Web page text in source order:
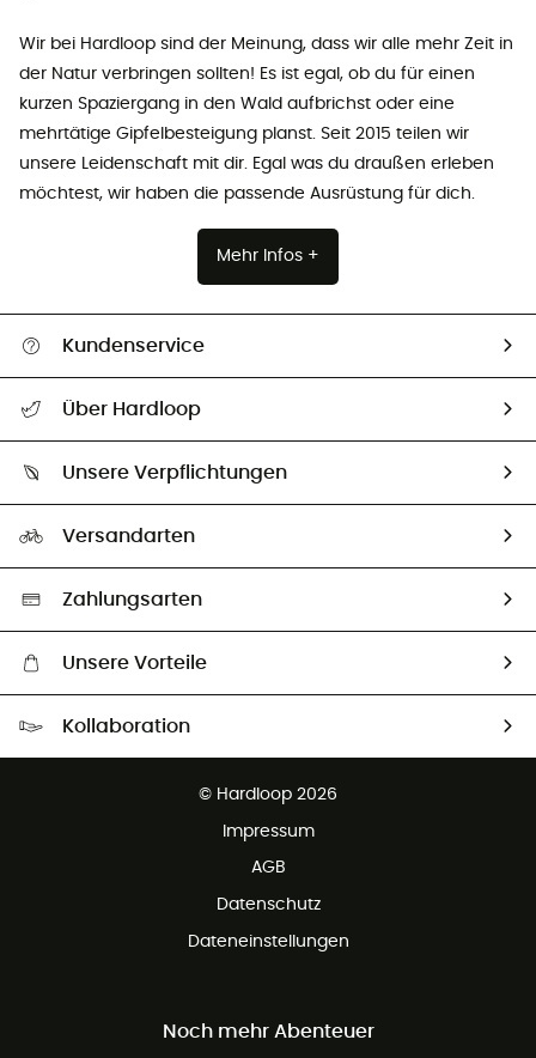
Wir bei Hardloop sind der Meinung, dass wir alle mehr Zeit in
der Natur verbringen sollten! Es ist egal, ob du für einen
kurzen Spaziergang in den Wald aufbrichst oder eine
mehrtätige Gipfelbesteigung planst. Seit 2015 teilen wir
unsere Leidenschaft mit dir. Egal was du draußen erleben
möchtest, wir haben die passende Ausrüstung für dich.
Mehr Infos +
Kundenservice
Größentabelle
Vertrag widerrufen
Über Hardloop
Unsere Botschafter
Unsere Verpflichtungen
Auswahl an nachhaltigen Produkten
Versandarten
Zahlungsarten
Unsere Vorteile
Kollaboration
© Hardloop 2026
Impressum
AGB
Datenschutz
Dateneinstellungen
Noch mehr Abenteuer